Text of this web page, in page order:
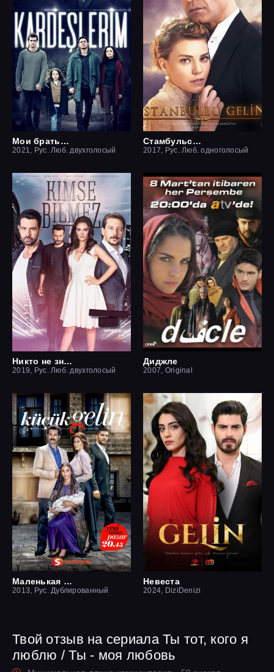
Мои братья / Братья и сестры
2021, Рус. Люб. двухголосый
Стамбульская невеста / Невеста из стамбула
2017, Рус. Люб. одноголосый
Никто не знает
2019, Рус. Люб. двухголосый
Диджле
2007, Original
Маленькая невеста
2013, Рус. Дублированный
Невеста
2024, DiziDenizi
Твой отзыв на сериала Ты тот, кого я
люблю / Ты - моя любовь